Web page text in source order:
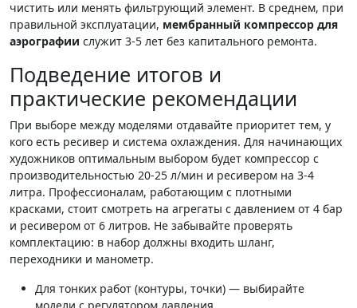
чистить или менять фильтрующий элемент. В среднем, при
правильной эксплуатации, мембранный компрессор для
аэрографии служит 3-5 лет без капитального ремонта.
Подведение итогов и
практические рекомендации
При выборе между моделями отдавайте приоритет тем, у
кого есть ресивер и система охлаждения. Для начинающих
художников оптимальным выбором будет компрессор с
производительностью 20-25 л/мин и ресивером на 3-4
литра. Профессионалам, работающим с плотными
красками, стоит смотреть на агрегаты с давлением от 4 бар
и ресивером от 6 литров. Не забывайте проверять
комплектацию: в набор должны входить шланг,
переходники и манометр.
Для тонких работ (контуры, точки) — выбирайте